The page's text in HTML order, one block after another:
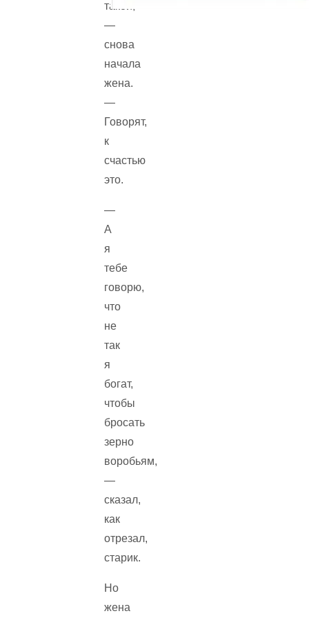
такой,
—
снова
начала
жена.
—
Говорят,
к
счастью
это.
—
А
я
тебе
говорю,
что
не
так
я
богат,
чтобы
бросать
зерно
воробьям,
—
сказал,
как
отрезал,
старик.
Но
жена